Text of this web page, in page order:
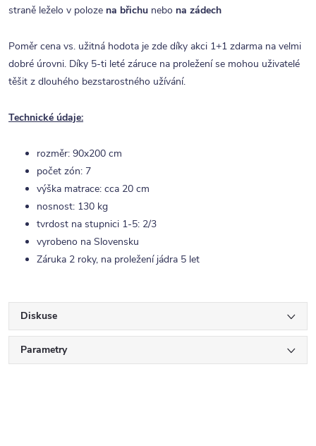
straně leželo v poloze na břichu nebo na zádech
Poměr cena vs. užitná hodota je zde díky akci 1+1 zdarma na velmi
dobré úrovni. Díky 5-ti leté záruce na proležení se mohou uživatelé
těšit z dlouhého bezstarostného užívání.
Technické údaje:
rozměr: 90x200 cm
počet zón: 7
výška matrace: cca 20 cm
nosnost: 130 kg
tvrdost na stupnici 1-5: 2/3
vyrobeno na Slovensku
Záruka 2 roky, na proležení jádra 5 let
Diskuse
Parametry